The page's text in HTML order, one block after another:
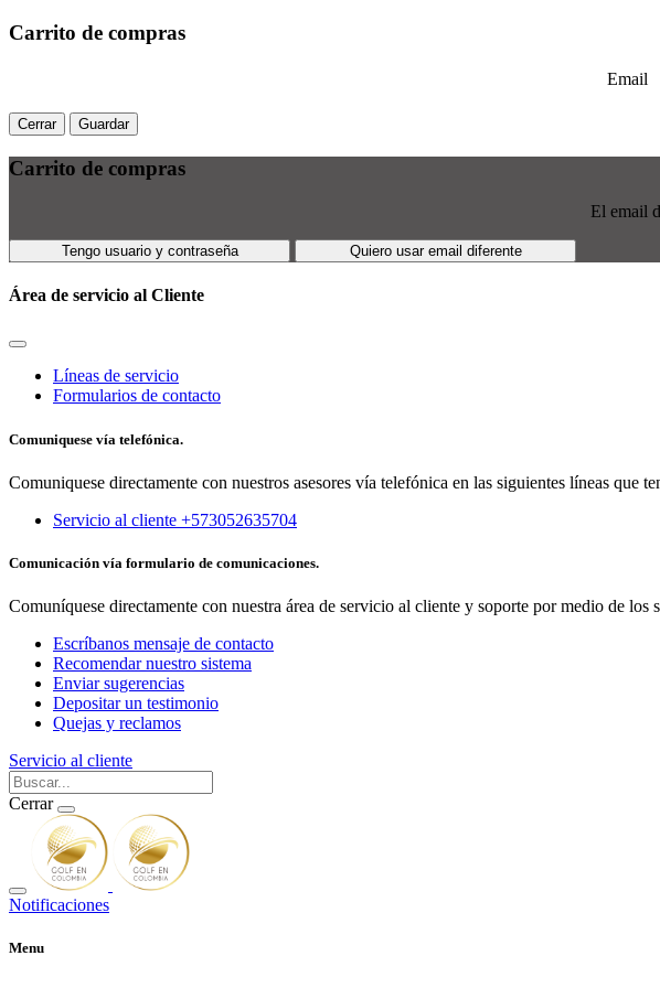
Carrito de compras
Email
Cerrar Guardar
Carrito de compras
El email
Tengo usuario y contraseña Quiero usar email diferente
Área de servicio al Cliente
Líneas de servicio
Formularios de contacto
Comuniquese vía telefónica.
Comuniquese directamente con nuestros asesores vía telefónica en las siguientes líneas que
Servicio al cliente +573052635704
Comunicación vía formulario de comunicaciones.
Comuníquese directamente con nuestra área de servicio al cliente y soporte por medio de
Escríbanos mensaje de contacto
Recomendar nuestro sistema
Enviar sugerencias
Depositar un testimonio
Quejas y reclamos
Servicio al cliente
Cerrar
Notificaciones
Menu